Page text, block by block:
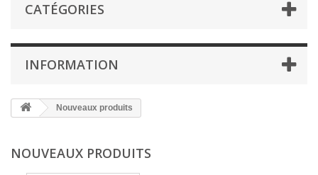
CATÉGORIES
INFORMATION
Nouveaux produits
NOUVEAUX PRODUITS